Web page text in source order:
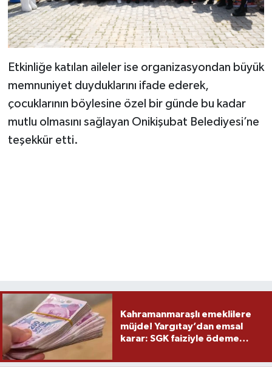
Etkinliğe katılan aileler ise organizasyondan büyük
memnuniyet duyduklarını ifade ederek,
çocuklarının böylesine özel bir günde bu kadar
mutlu olmasını sağlayan Onikişubat Belediyesi’ne
teşekkür etti.
Kahramanmaraşlı emeklilere
müjde! Yargıtay’dan emsal
karar: SGK faiziyle ödeme